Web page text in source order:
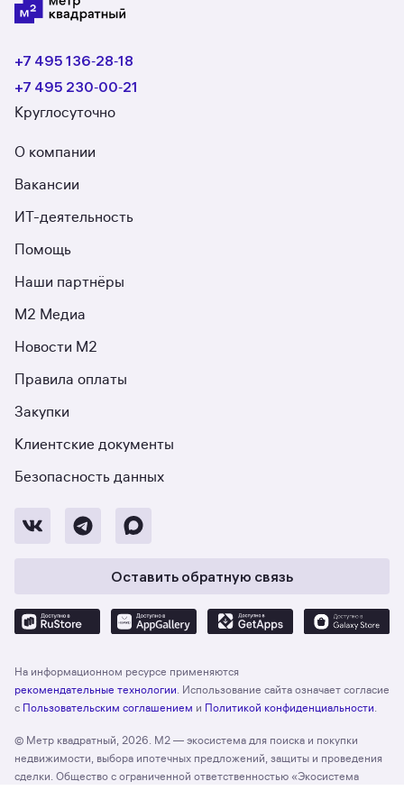
+7 495 136‑28‑18
+7 495 230‑00‑21
Круглосуточно
О компании
Вакансии
ИТ-деятельность
Помощь
Наши партнёры
М2 Медиа
Новости М2
Правила оплаты
Закупки
Клиентские документы
Безопасность данных
Оставить обратную связь
На информационном ресурсе применяются
рекомендательные технологии . Использование сайта означает согласие
с Пользовательским соглашением и Политикой конфиденциальности
© Метр квадратный, 2026. М2 — экосистема для поиска и покупки
недвижимости, выбора ипотечных предложений, защиты и проведения
сделки. Общество с ограниченной ответственностью «Экосистема